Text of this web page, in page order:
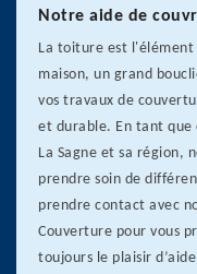
Notre aide de
La toiture est
maison, un grand
vos travaux de
et durable. En tant que
La Sagne et sa région,
prendre soin de
prendre contact avec
Couverture pour vous
toujours le plaisir